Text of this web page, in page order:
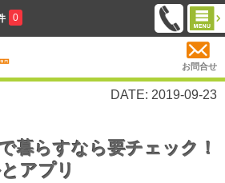
0
お問合せ
DATE: 2019-09-23
暮らすなら要チェック！
アプリ